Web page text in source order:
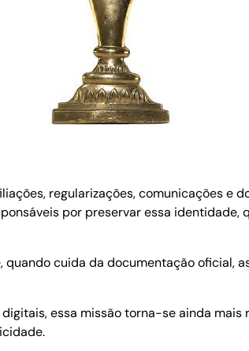
regularizações, comunicações e
por preservar essa
cuida da documentação oficial,
essa missão torna-se ainda